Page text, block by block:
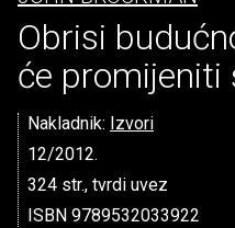
Obrisi
će promijeniti
Nakladnik: Izvori
12/2012.
324 str., tvrdi uvez
ISBN 9789532033922